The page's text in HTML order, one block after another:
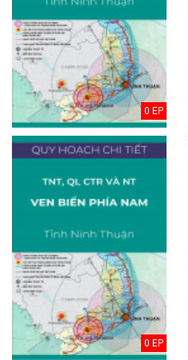
0 EP
0 EP